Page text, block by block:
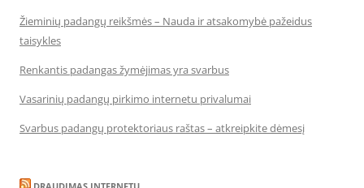
Žieminių padangų reikšmės – Nauda ir atsakomybė pažeidus
taisykles
Renkantis padangas žymėjimas yra svarbus
Vasarinių padangų pirkimo internetu privalumai
Svarbus padangų protektoriaus raštas – atkreipkite dėmesį